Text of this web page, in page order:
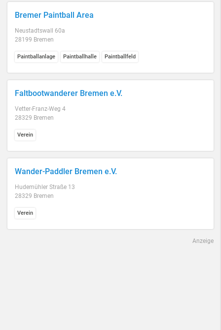
Bremer Paintball Area
Neustadtswall 60a
28199 Bremen
Paintballanlage Paintballhalle Paintballfeld
Faltbootwanderer Bremen e.V.
Vetter-Franz-Weg 4
28329 Bremen
Verein
Wander-Paddler Bremen e.V.
Hudemühler Straße 13
28329 Bremen
Verein
Anzeige